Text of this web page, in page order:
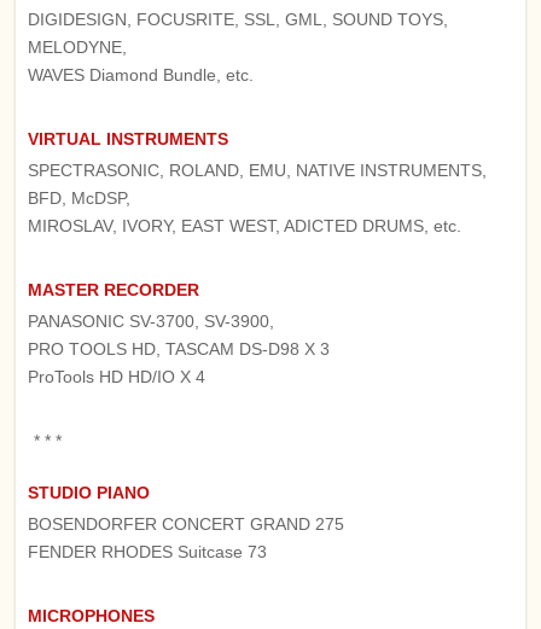
DIGIDESIGN, FOCUSRITE, SSL, GML, SOUND TOYS,
MELODYNE,
WAVES Diamond Bundle, etc.
VIRTUAL INSTRUMENTS
SPECTRASONIC, ROLAND, EMU, NATIVE INSTRUMENTS,
BFD, McDSP,
MIROSLAV, IVORY, EAST WEST, ADICTED DRUMS, etc.
MASTER RECORDER
PANASONIC SV-3700, SV-3900,
PRO TOOLS HD, TASCAM DS-D98 X 3
ProTools HD HD/IO X 4
* * *
STUDIO PIANO
BOSENDORFER CONCERT GRAND 275
FENDER RHODES Suitcase 73
MICROPHONES